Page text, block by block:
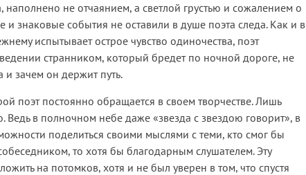
не отчаянием, а светлой грустью и сожалением о
и знаковые события не оставили в душе поэта следа. Как и в
испытывает острое чувство одиночества, поэт
странником, который бредет по ночной дороге, не
и зачем он держит путь.
поэт постоянно обращается в своем творчестве. Лишь
Ведь в полночном небе даже «звезда с звездою говорит», в
поделиться своими мыслями с теми, кто смог бы
то хотя бы благодарным слушателем. Эту
на потомков, хотя и не был уверен в том, что спустя